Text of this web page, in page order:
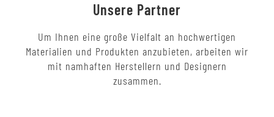
Unsere Partner
Um Ihnen eine große Vielfalt an hochwertigen
Materialien und Produkten anzubieten, arbeiten wir
mit namhaften Herstellern und Designern
zusammen.